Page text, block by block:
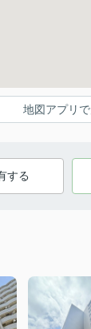
地図アプリ
する